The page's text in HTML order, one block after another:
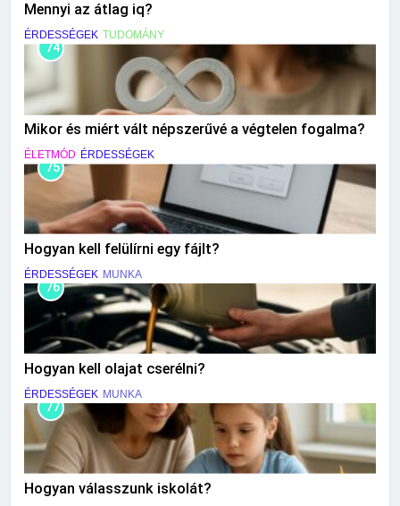
Mennyi az átlag iq?
ÉRDESSÉGEK TUDOMÁNY
74
Mikor és miért vált népszerűvé a végtelen fogalma?
ÉLETMÓD ÉRDESSÉGEK
75
Hogyan kell felülírni egy fájlt?
ÉRDESSÉGEK MUNKA
76
Hogyan kell olajat cserélni?
ÉRDESSÉGEK MUNKA
77
Hogyan válasszunk iskolát?